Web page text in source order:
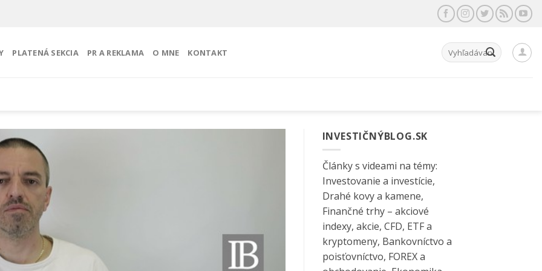
PLATENÁ SEKCIA PR A REKLAMA O MNE KONTAKT Hľadať:
INVESTIČNÝBLOG.SK
Články s videami na témy:
Investovanie a investície,
Drahé kovy a kamene,
Finančné trhy – akciové
indexy, akcie, CFD, ETF a
kryptomeny, Bankovníctvo a
poisťovníctvo, FOREX a